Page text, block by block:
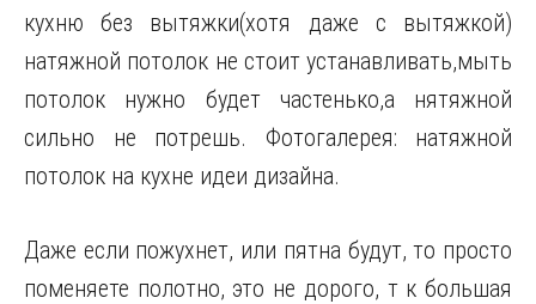
кухню без вытяжки(хотя даже с вытяжкой)
натяжной потолок не стоит устанавливать,мыть
потолок нужно будет частенько,а нятяжной
сильно не потрешь. Фотогалерея: натяжной
потолок на кухне идеи дизайна.
Даже если пожухнет, или пятна будут, то просто
поменяете полотно, это не дорого, т к большая